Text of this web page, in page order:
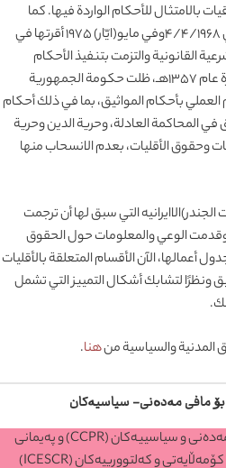
بالامتثال للأحكام الواردة فيها. كما
قبلت حكومة إيران هذه المواثيق في ۴/۴/۱۹۶۸وفي مايو(ايّار) ۱۹۷۵ أقرتها في
القانونية والتزمت بتنفيذ الأحكام
المذكورة في هذه المواثيق. بعد ثورة عام ۱۳۵۷هـ، ظلت حكومة الجمهورية
العملي بأحكام المواثيق، بما في ذلك أحكام
في المحاكمة العادلة، وحرية الدين وحرية
وحقوق الأقليات، بعدم الانسحاب منها
التي سبق لها أن ترجمت
الوعي والمعلومات حول الحقوق
أعمالها، الآن الأقسام المتعلقة بالأقليات
ونظرًا لتشابك أشكال التمييز التي تشمل
المدنية والسياسية منهنا.
بۆ مافی مەدەنی- سیاسیەکان
پەیماننامەی نێودەوڵەتی مافە مەدەنی و سیاسییەکان (CCPR) و پەیمانی
نێودەوڵەتی مافە ئابووریەکان، کۆمەڵایەتی و کەلتوورییەکان (ICESCR)